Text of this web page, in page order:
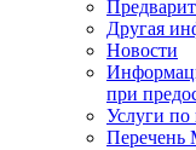
Другая
Новости
при
Услуги